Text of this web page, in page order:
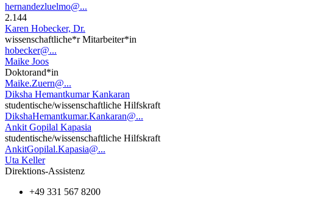
hernandezluelmo@...
2.144
Karen Hobecker, Dr.
wissenschaftliche*r Mitarbeiter*in
hobecker@...
Maike Joos
Doktorand*in
Maike.Zuern@...
Diksha Hemantkumar Kankaran
studentische/wissenschaftliche Hilfskraft
DikshaHemantkumar.Kankaran@...
Ankit Gopilal Kapasia
studentische/wissenschaftliche Hilfskraft
AnkitGopilal.Kapasia@...
Uta Keller
Direktions-Assistenz
+49 331 567 8200